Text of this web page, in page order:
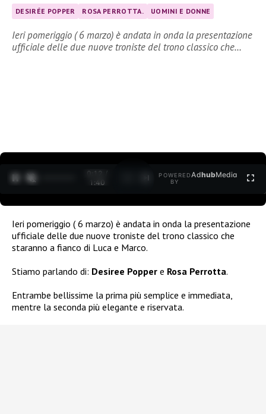
DESIRÉE POPPER ROSA PERROTTA. UOMINI E DONNE
Ieri pomeriggio ( 6 marzo) è andata in onda la presentazione
ufficiale delle due nuove troniste del trono classico che…
0:12 /
1:40
POWERED
BY
AdhubMedia
Ieri pomeriggio ( 6 marzo) è andata in onda la presentazione
ufficiale delle due nuove troniste del trono classico che
staranno a fianco di Luca e Marco.
Stiamo parlando di: Desiree Popper e Rosa Perrotta.
Entrambe bellissime la prima più semplice e immediata,
mentre la seconda più elegante e riservata.